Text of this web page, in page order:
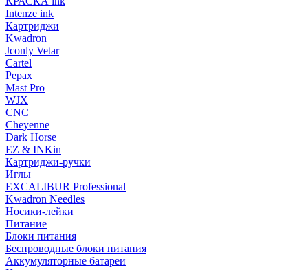
Intenze ink
Картриджи
Kwadron
Jconly Vetar
Cartel
Pepax
Mast Pro
WJX
CNC
Cheyenne
Dark Horse
EZ & INKin
Картриджи-ручки
Иглы
EXCALIBUR Professional
Kwadron Needles
Носики-лейки
Питание
Блоки питания
Беспроводные блоки питания
Аккумуляторные батареи